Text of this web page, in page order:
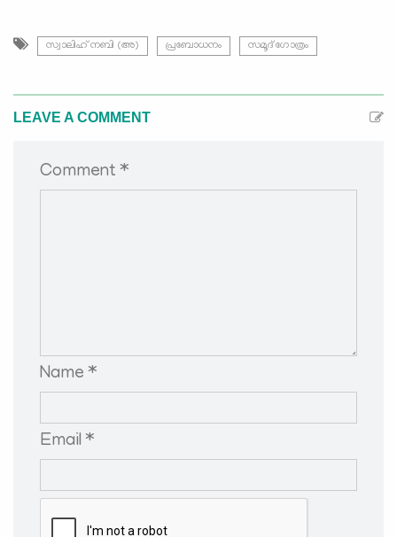
സ്വാലിഹ് നബി (അ) പ്രബോധനം സമൂദ് ഗോത്രം
LEAVE A COMMENT
Comment *
Name *
Email *